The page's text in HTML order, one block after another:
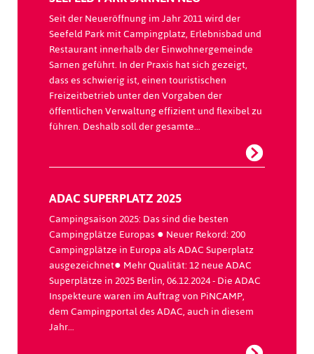
Seit der Neueröffnung im Jahr 2011 wird der
Seefeld Park mit Campingplatz, Erlebnisbad und
Restaurant innerhalb der Einwohnergemeinde
Sarnen geführt. In der Praxis hat sich gezeigt,
dass es schwierig ist, einen touristischen
Freizeitbetrieb unter den Vorgaben der
öffentlichen Verwaltung effizient und flexibel zu
führen. Deshalb soll der gesamte…
ADAC SUPERPLATZ 2025
Campingsaison 2025: Das sind die besten
Campingplätze Europas ● Neuer Rekord: 200
Campingplätze in Europa als ADAC Superplatz
ausgezeichnet● Mehr Qualität: 12 neue ADAC
Superplätze in 2025 Berlin, 06.12.2024 - Die ADAC
Inspekteure waren im Auftrag von PiNCAMP,
dem Campingportal des ADAC, auch in diesem
Jahr…